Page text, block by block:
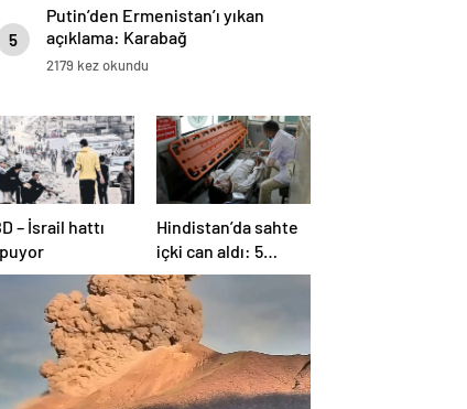
5
Putin’den Ermenistan’ı yıkan
açıklama: Karabağ
Azerbaycan’ın ayrılmaz bir
2179 kez okundu
– İsrail hattı
Hindistan’da sahte
içki can aldı: 5
köyde alarm verildi